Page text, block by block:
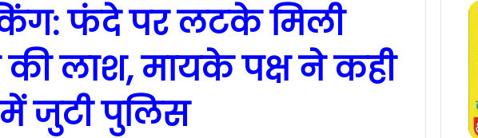
फंदे पर लटके मिली
की लाश, मायके पक्ष ने कही
जुटी पुलिस